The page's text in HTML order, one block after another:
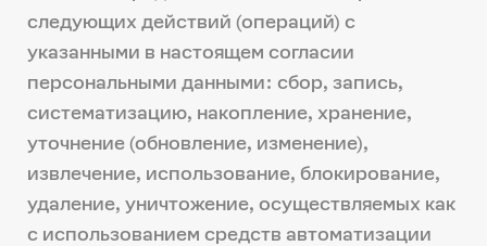
следующих действий (операций) с
указанными в настоящем согласии
персональными данными: сбор, запись,
систематизацию, накопление, хранение,
уточнение (обновление, изменение),
извлечение, использование, блокирование,
удаление, уничтожение, осуществляемых как
с использованием средств автоматизации